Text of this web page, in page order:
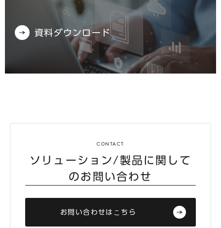
資料ダウンロード
ソリューション/製品に関して
のお問い合わせ
お問い合わせはこちら